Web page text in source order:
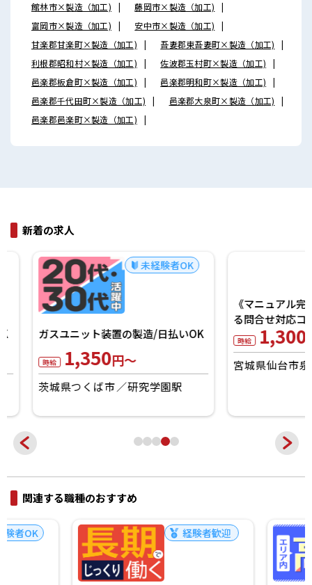
館林市×製造（加工)
藤岡市×製造（加工)
富岡市×製造（加工)
安中市×製造（加工)
甘楽郡甘楽町×製造（加工)
吾妻郡東吾妻町×製造（加工)
利根郡昭和村×製造（加工)
佐波郡玉村町×製造（加工)
邑楽郡板倉町×製造（加工)
邑楽郡明和町×製造（加工)
邑楽郡千代田町×製造（加工)
邑楽郡大泉町×製造（加工)
邑楽郡邑楽町×製造（加工)
新着の求人
未経験者OK
ガスユニット装置の製造/日払いOK
1,350円～
茨城県つくば市 研究学園駅
《マニュアル完備
る問合せ対応コー
1,300円～
関連する職種のおすすめ
経験者歓迎